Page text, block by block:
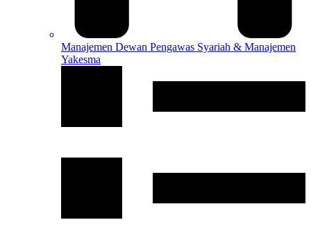
Manajemen Dewan Pengawas Syariah & Manajemen
Yakesma